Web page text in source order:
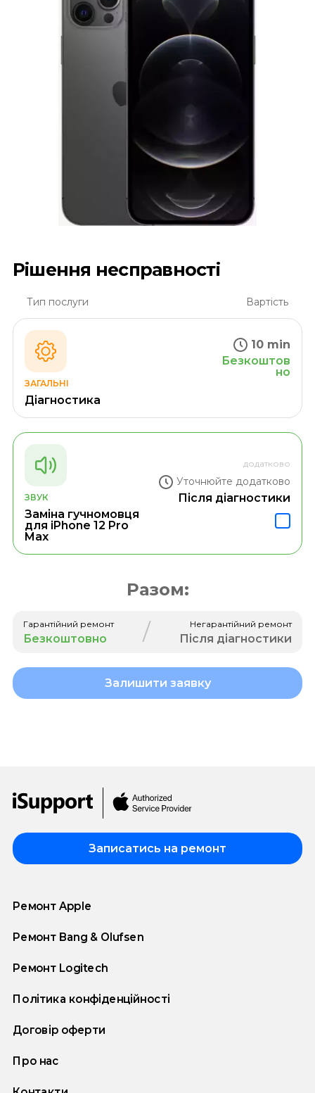
Рішення несправності
Тип послуги Вартість
ЗАГАЛЬНІ
Діагностика
10 min
Безкоштов
но
ЗВУК
Заміна гучномовця
для iPhone 12 Pro
Max
додатково
Уточнюйте додатково
Після діагностики
Разом:
Гарантійний ремонт
Безкоштовно / Негарантійний ремонт
Після діагностики
Залишити заявку
Записатись на ремонт
Ремонт Apple
Ремонт Bang & Olufsen
Ремонт Logitech
Політика конфіденційності
Договір оферти
Про нас